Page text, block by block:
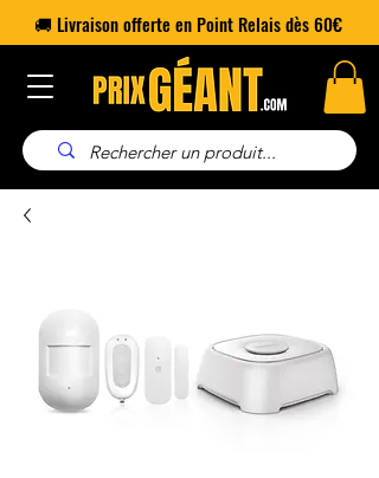
🚚 Livraison offerte en Point Relais dès 60€